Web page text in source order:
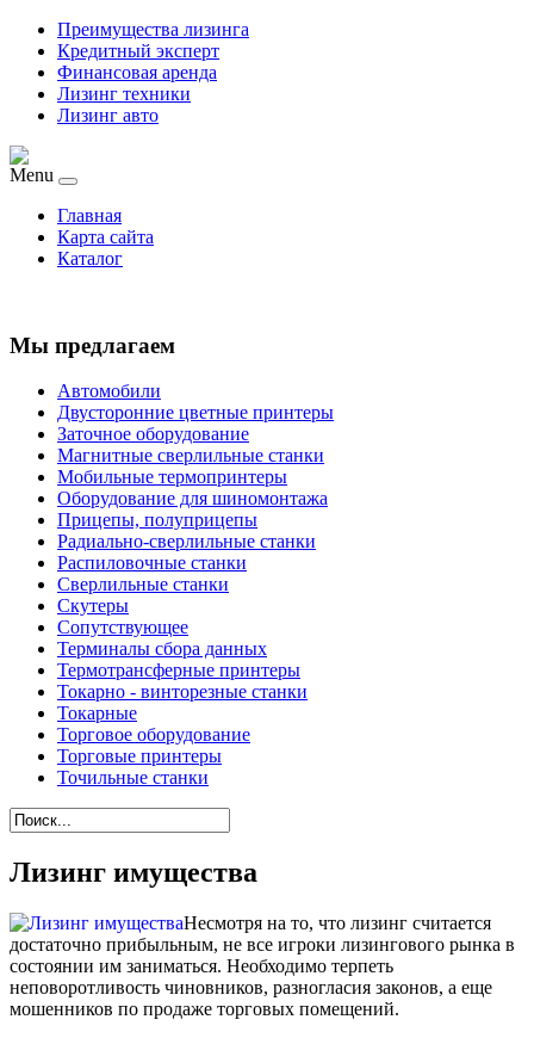
Преимущества лизинга
Кредитный эксперт
Финансовая аренда
Лизинг техники
Лизинг авто
Menu
Главная
Карта сайта
Каталог
Мы предлагаем
Автомобили
Двусторонние цветные принтеры
Заточное оборудование
Магнитные сверлильные станки
Мобильные термопринтеры
Оборудование для шиномонтажа
Прицепы, полуприцепы
Радиально-сверлильные станки
Распиловочные станки
Сверлильные станки
Скутеры
Сопутствующее
Терминалы сбора данных
Термотрансферные принтеры
Токарно - винторезные станки
Токарные
Торговое оборудование
Торговые принтеры
Точильные станки
Лизинг имущества
Несмотря на то, что лизинг считается
достаточно прибыльным, не все игроки лизингового рынка в
состоянии им заниматься. Необходимо терпеть
неповоротливость чиновников, разногласия законов, а еще
мошенников по продаже торговых помещений.